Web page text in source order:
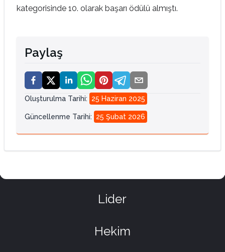
kategorisinde 10. olarak başarı ödülü almıştı.
Paylaş
Oluşturulma Tarihi: 25 Haziran 2025
Güncellenme Tarihi: 25 Şubat 2026
Lider
Hekim